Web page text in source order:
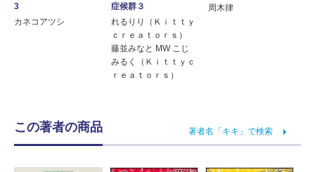
3
カネコアツシ
症候群３
れるりり（Ｋｉｔｔｙ
ｃｒｅａｔｏｒｓ）
藤並みなと MW こじ
みるく（Ｋｉｔｔｙｃ
ｒｅａｔｏｒｓ）
周木律
この著者の商品 著者名「キキ」で検索